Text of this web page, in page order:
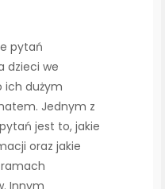
pytań
dzieci we
ich dużym
Jednym z
jest to, jakie
oraz jakie
Innym